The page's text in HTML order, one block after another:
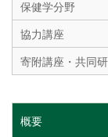
保健学分野
協力講座
寄附講座・共同
概要